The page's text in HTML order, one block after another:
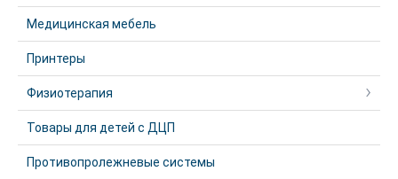
Медицинская мебель
Принтеры
Физиотерапия
Товары для детей с ДЦП
Противопролежневые системы